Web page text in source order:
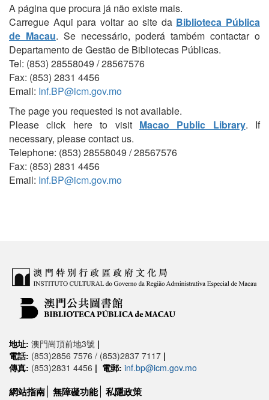
A página que procura já não existe mais.
Carregue Aqui para voltar ao site da Biblioteca Pública
de Macau. Se necessário, poderá também contactar o
Departamento de Gestão de Bibliotecas Públicas.
Tel: (853) 28558049 / 28567576
Fax: (853) 2831 4456
Email: Inf.BP@icm.gov.mo
The page you requested is not available.
Please click here to visit Macao Public Library. If
necessary, please contact us.
Telephone: (853) 28558049 / 28567576
Fax: (853) 2831 4456
Email: Inf.BP@icm.gov.mo
地址: 澳門崗頂前地3號 |
電話: (853)2856 7576 / (853)2837 7117 |
傳真: (853)2831 4456 | 電郵: inf.bp@icm.gov.mo
網站指南 無障礙功能 私隱政策